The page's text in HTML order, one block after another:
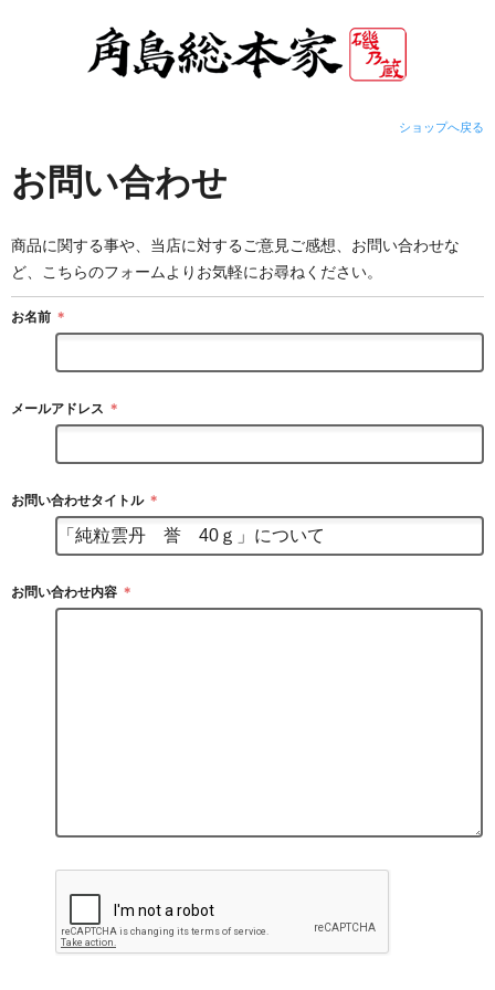
ショップへ戻る
お問い合わせ
商品に関する事や、当店に対するご意見ご感想、お問い合わせな
ど、こちらのフォームよりお気軽にお尋ねください。
お名前 ＊
メールアドレス ＊
お問い合わせタイトル ＊
お問い合わせ内容 ＊